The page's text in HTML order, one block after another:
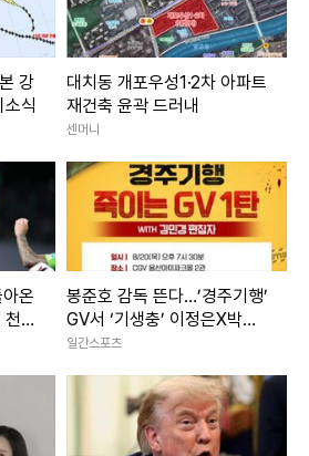
강
식
대치동 개포우성1·2차 아파트
재건축 윤곽 드러내
센머니
온
군
봉준호 감독 뜬다…’경주기행’
GV서 ‘기생충’ 이정은X박소
담 재회
일간스포츠